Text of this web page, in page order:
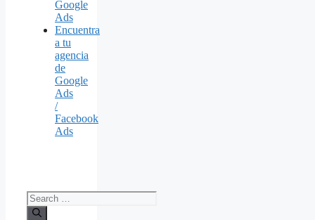
Google
Ads
Encuentra
a tu
agencia
de
Google
Ads
/
Facebook
Ads
Search
for: